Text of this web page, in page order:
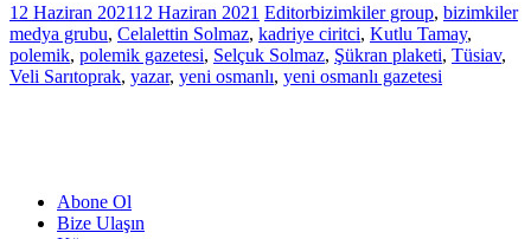
12 Haziran 202112 Haziran 2021 Editorbizimkiler group, bizimkiler
medya grubu, Celalettin Solmaz, kadriye ciritci, Kutlu Tamay,
polemik, polemik gazetesi, Selçuk Solmaz, Şükran plaketi, Tüsiav,
Veli Sarıtoprak, yazar, yeni osmanlı, yeni osmanlı gazetesi
Abone Ol
Bize Ulaşın